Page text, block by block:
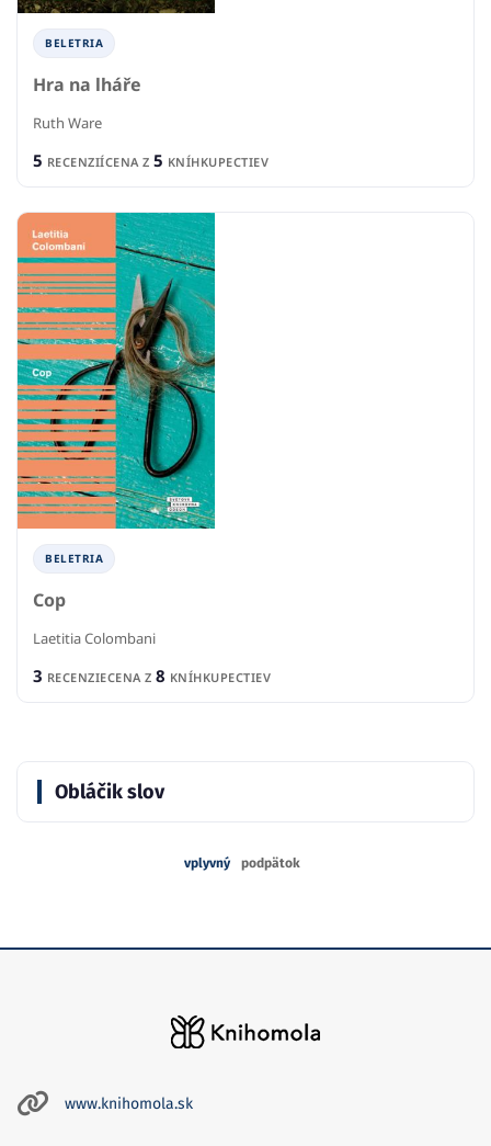
BELETRIA
Hra na lháře
Ruth Ware
5 RECENZIÍCENA Z 5 KNÍHKUPECTIEV
BELETRIA
Cop
Laetitia Colombani
3 RECENZIECENA Z 8 KNÍHKUPECTIEV
Obláčik slov
vplyvný podpätok
www.knihomola.sk